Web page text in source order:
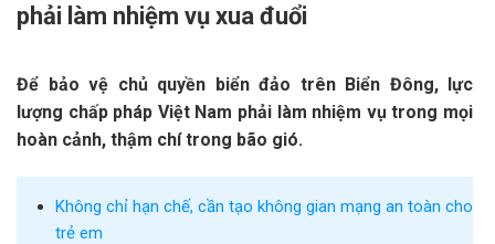
phải làm nhiệm vụ xua đuổi
Để bảo vệ chủ quyền biển đảo trên Biển Đông, lực
lượng chấp pháp Việt Nam phải làm nhiệm vụ trong mọi
hoàn cảnh, thậm chí trong bão gió.
Không chỉ hạn chế, cần tạo không gian mạng an toàn cho
trẻ em